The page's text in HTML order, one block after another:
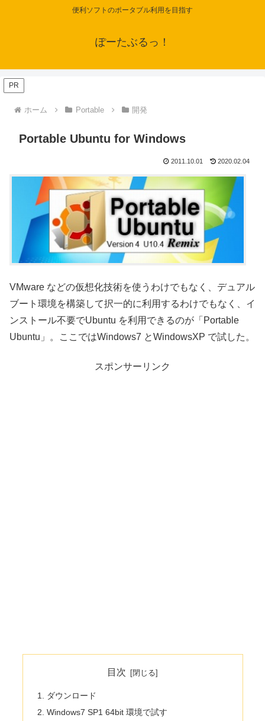
便利ソフトのポータブル利用を目指す
ぽーたぶるっ！
PR
ホーム Portable 開発
Portable Ubuntu for Windows
2011.10.01 2020.02.04
VMware などの仮想化技術を使うわけでもなく、デュアル
ブート環境を構築して択一的に利用するわけでもなく、イ
ンストール不要でUbuntu を利用できるのが「Portable
Ubuntu」。ここではWindows7 とWindowsXP で試した。
スポンサーリンク
目次
ダウンロード
Windows7 SP1 64bit 環境で試す